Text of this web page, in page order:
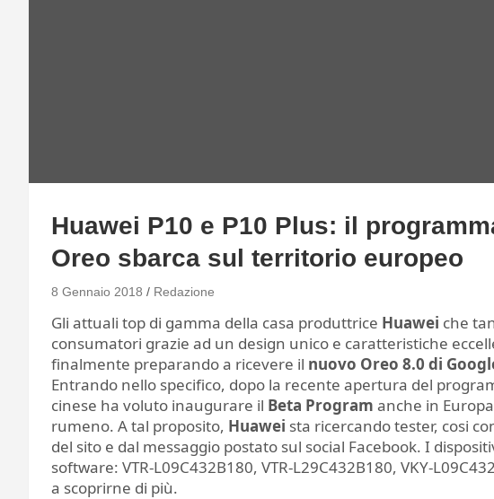
Huawei P10 e P10 Plus: il
Oreo sbarca sul territorio europeo
8 Gennaio 2018 Redazione
Gli attuali top di gamma della casa produttrice Huawei che
consumatori grazie ad un design unico e caratteristiche
finalmente preparando a ricevere il nuovo Oreo 8.0 di
Entrando nello specifico, dopo la recente apertura del
cinese ha voluto inaugurare il Beta Program anche in
rumeno. A tal proposito, Huawei sta ricercando tester, cosi
del sito e dal messaggio postato sul social Facebook. I
software: VTR-L09C432B180, VTR-L29C432B180, VKY-
a scoprirne di più.